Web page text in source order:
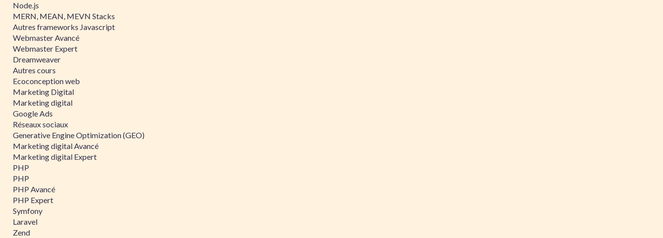
Node.js
MERN, MEAN, MEVN Stacks
Autres frameworks Javascript
Webmaster Avancé
Webmaster Expert
Dreamweaver
Autres cours
Ecoconception web
Marketing Digital
Marketing digital
Google Ads
Réseaux sociaux
Generative Engine Optimization (GEO)
Marketing digital Avancé
Marketing digital Expert
PHP
PHP
PHP Avancé
PHP Expert
Symfony
Laravel
Zend